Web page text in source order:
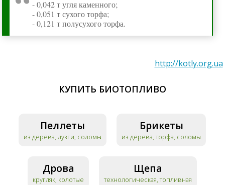
- 0,042 т угля каменного;
- 0,051 т сухого торфа;
- 0,121 т полусухого торфа.
http://kotly.org.ua
КУПИТЬ БИОТОПЛИВО
Пеллеты
из дерева, лузги, соломы
Брикеты
из дерева, торфа, соломы
Дрова
кругляк, колотые
Щепа
технологическая, топливная